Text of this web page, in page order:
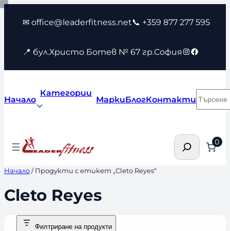
Към
съдържанието
✉ office@leaderfitness.net📞 +359 877 277 595
📍 бул.Христо Ботев № 67 гр.София Instagram
Facebook
Начало
Категории
МаркиБлогКонтакти
Търсене 0
Начало/ Продукти с етикет „Cleto Reyes“
Cleto Reyes
Филтриране на продукти